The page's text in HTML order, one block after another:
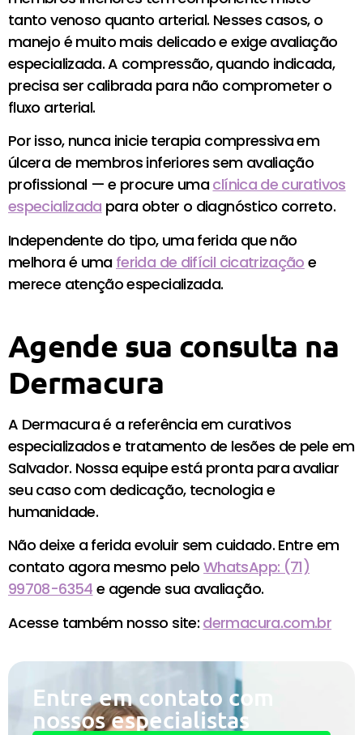
tanto venoso quanto arterial. Nesses casos, o
manejo é muito mais delicado e exige avaliação
especializada. A compressão, quando indicada,
precisa ser calibrada para não comprometer o
fluxo arterial.
Por isso, nunca inicie terapia compressiva em
úlcera de membros inferiores sem avaliação
profissional — e procure umaclínica de curativos
especializada para obter o diagnóstico correto.
Independente do tipo, uma ferida que não
melhora é uma ferida de difícil cicatrização e
merece atenção especializada.
Agende sua consulta na
Dermacura
A Dermacura é a referência em curativos
especializados e tratamento de lesões de pele em
Salvador. Nossa equipe está pronta para avaliar
seu caso com dedicação, tecnologia e
humanidade.
Não deixe a ferida evoluir sem cuidado. Entre em
contato agora mesmo pelo WhatsApp: (71)
99708-6354 e agende sua avaliação.
Acesse também nosso site: dermacura.com.br
Entre em contato com
nossos especialistas